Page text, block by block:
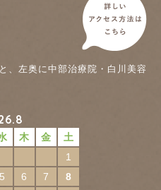
、左奥に中部治療院・白川美容
木 金
土
1
5 6 7
8